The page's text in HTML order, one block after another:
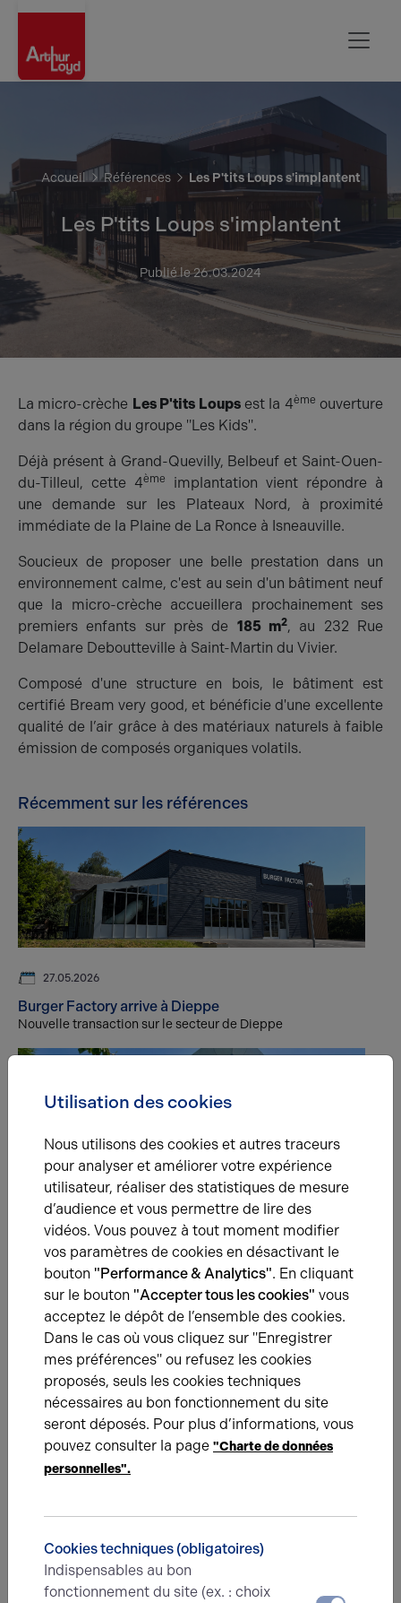
Accueil Références Les P'tits Loups s'implantent
Les P'tits Loups s'implantent
Publié le 26.03.2024
La micro-crèche Les P'tits Loupsest la 4ème ouverture
dans la région du groupe "Les Kids".
Déjà présent à Grand-Quevilly, Belbeuf et Saint-Ouen-
du-Tilleul, cette 4ème
implantation vient répondre à
une demande sur les Plateaux Nord, à proximité
immédiate de la Plaine de La Ronce à Isneauville.
Soucieux de proposer une belle prestation dans un
environnement calme, c'est au sein d'un bâtiment neuf
que la micro-crèche accueillera prochainement ses
premiers enfants sur près de 185 m2, au 232 Rue
Delamare Deboutteville à Saint-Martin du Vivier.
Composé d'une structure en bois, le bâtiment est
certifié Bream very good, et bénéficie d'une excellente
qualité de l’air grâce à des matériaux naturels à faible
émission de composés organiques volatils.
Récemment sur les références
27.05.2026
Burger Factory arrive à Dieppe
Nouvelle transaction sur le secteur de Dieppe
Quand l’écoute du marché fait toute la différence !
Chez Arthur Loyd Rouen, nous avons récemment réalisé la
vente d’un immeuble tertiaire… pas tout à fait adapté aux
attentes du marché.
Une question ?
Prenez contact avec nos experts pour vous
accompagner dans votre projet d’immobilier
d’entreprise.
Je prends contact
Utilisation des cookies
Nous utilisons des cookies et autres traceurs
pour analyser et améliorer votre expérience
utilisateur, réaliser des statistiques de mesure
d’audience et vous permettre de lire des
vidéos. Vous pouvez à tout moment modifier
vos paramètres de cookies en désactivant le
bouton "Performance & Analytics". En cliquant
sur le bouton "Accepter tous les cookies" vous
acceptez le dépôt de l’ensemble des cookies.
Dans le cas où vous cliquez sur "Enregistrer
mes préférences" ou refusez les cookies
proposés, seuls les cookies techniques
nécessaires au bon fonctionnement du site
seront déposés. Pour plus d’informations, vous
pouvez consulter la page "Charte de données
personnelles".
Cookies techniques (obligatoires)
Indispensables au bon
fonctionnement du site (ex. : choix